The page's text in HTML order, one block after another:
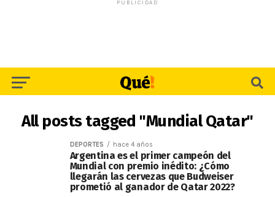
PUBLICIDAD
All posts tagged "Mundial Qatar"
DEPORTES hace 4 años
Argentina es el primer campeón del
Mundial con premio inédito: ¿Cómo
llegarán las cervezas que Budweiser
prometió al ganador de Qatar 2022?